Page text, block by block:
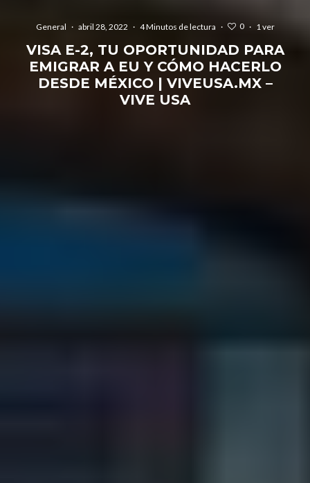
General · abril 28, 2022 · 4 Minutos de lectura · 0 · 1 ver
VISA E-2, TU OPORTUNIDAD PARA
EMIGRAR A EU Y CÓMO HACERLO
DESDE MÉXICO | VIVEUSA.MX –
VIVE USA